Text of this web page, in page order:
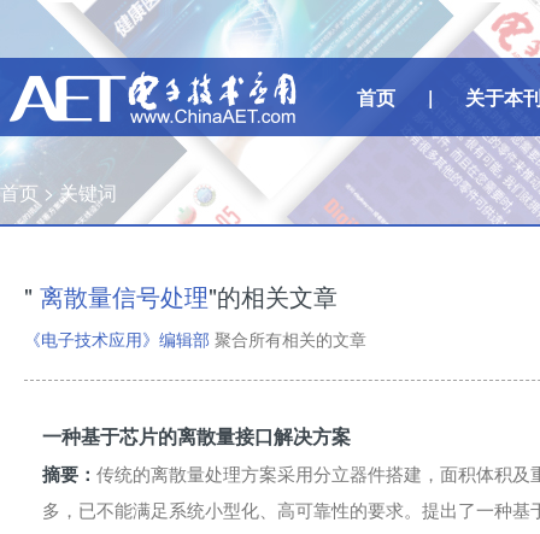
首页 | 关于本
首页 > 关键词
" 离散量信号处理"的相关文章
《电子技术应用》编辑部 聚合所有相关的文章
一种基于芯片的离散量接口解决方案
摘要： 传统的离散量处理方案采用分立器件搭建，面积体积
多，已不能满足系统小型化、高可靠性的要求。提出了一种